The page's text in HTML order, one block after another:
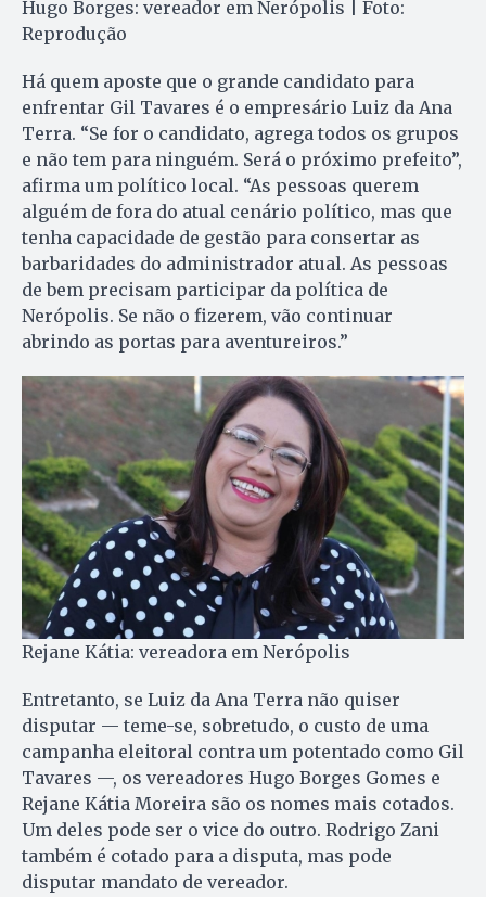
Hugo Borges: vereador em Nerópolis | Foto:
Reprodução
Há quem aposte que o grande candidato para
enfrentar Gil Tavares é o empresário Luiz da Ana
Terra. “Se for o candidato, agrega todos os grupos
e não tem para ninguém. Será o próximo prefeito”,
afirma um político local. “As pessoas querem
alguém de fora do atual cenário político, mas que
tenha capacidade de gestão para consertar as
barbaridades do administrador atual. As pessoas
de bem precisam participar da política de
Nerópolis. Se não o fizerem, vão continuar
abrindo as portas para aventureiros.”
Rejane Kátia: vereadora em Nerópolis
Entretanto, se Luiz da Ana Terra não quiser
disputar — teme-se, sobretudo, o custo de uma
campanha eleitoral contra um potentado como Gil
Tavares —, os vereadores Hugo Borges Gomes e
Rejane Kátia Moreira são os nomes mais cotados.
Um deles pode ser o vice do outro. Rodrigo Zani
também é cotado para a disputa, mas pode
disputar mandato de vereador.